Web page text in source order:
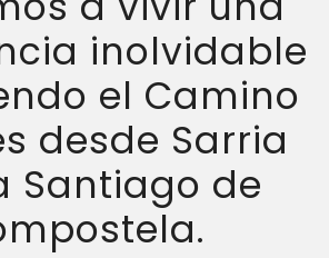
inolvidable
el Camino
desde Sarria
Santiago de